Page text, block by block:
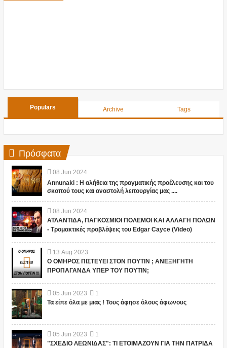
Populars Archive Tags
Πρόσφατα
08 Jun 2024
Annunaki : Η αλήθεια της πραγματικής προέλευσης και του
σκοπού τους και αναστολή λειτουργίας μας ....
08 Jun 2024
ΑΤΛΑΝΤΙΔΑ, ΠΑΓΚΟΣΜΙΟΙ ΠΟΛΕΜΟΙ ΚΑΙ ΑΛΛΑΓΗ ΠΟΛΩΝ
- Τρομακτικές προβλέψεις του Edgar Cayce (Video)
13 Aug 2023
Ο ΟΜΗΡΟΣ ΠΙΣΤΕΥΕΙ ΣΤΟΝ ΠΟΥΤΙΝ ; ΑΝΕΞΗΓΗΤΗ
ΠΡΟΠΑΓΑΝΔΑ ΥΠΕΡ ΤΟΥ ΠΟΥΤΙΝ;
05 Jun 2023
1
Τα είπε όλα με μιας ! Τους άφησε όλους άφωνους
05 Jun 2023
1
"ΣΧΕΔΙΟ ΛΕΩΝΙΔΑΣ": ΤΙ ΕΤΟΙΜΑΖΟΥΝ ΓΙΑ ΤΗΝ ΠΑΤΡΙΔΑ